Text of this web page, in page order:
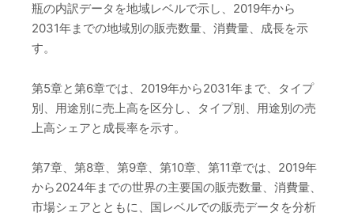
瓶の内訳データを地域レベルで示し、2019年から
2031年までの地域別の販売数量、消費量、成長を示
す。
第5章と第6章では、2019年から2031年まで、タイプ
別、用途別に売上高を区分し、タイプ別、用途別の売
上高シェアと成長率を示す。
第7章、第8章、第9章、第10章、第11章では、2019年
から2024年までの世界の主要国の販売数量、消費量、
市場シェアとともに、国レベルでの販売データを分析